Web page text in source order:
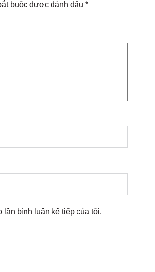
buộc được đánh dấu *
lần bình luận kế tiếp của tôi.